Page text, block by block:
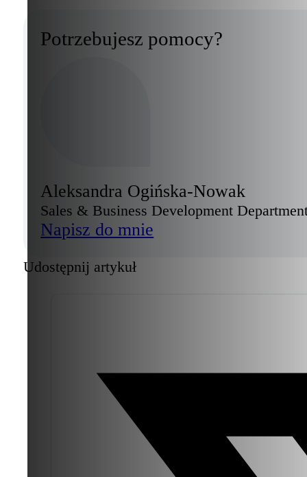
Potrzebujesz pomocy?
Aleksandra Ogińska-Nowak
Sales & Business Development
Napisz do mnie
Udostępnij artykuł